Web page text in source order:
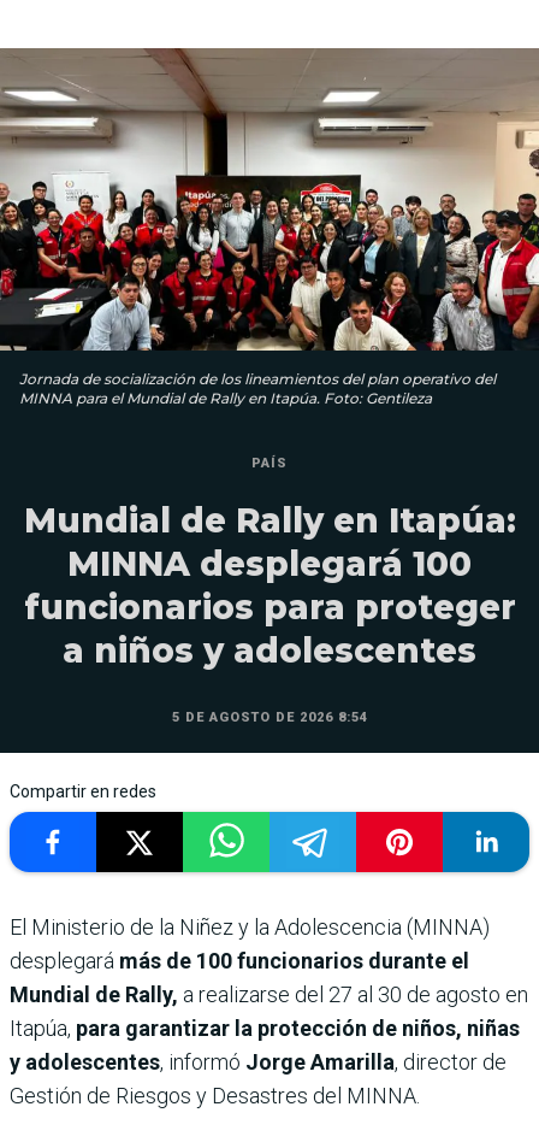
Jornada de socialización de los lineamientos del plan operativo del
MINNA para el Mundial de Rally en Itapúa. Foto: Gentileza
PAÍS
Mundial de Rally en Itapúa:
MINNA desplegará 100
funcionarios para proteger
a niños y adolescentes
5 DE AGOSTO DE 2026 8:54
Compartir en redes
El Ministerio de la Niñez y la Adolescencia (MINNA)
desplegará más de 100 funcionarios durante el
Mundial de Rally, a realizarse del 27 al 30 de agosto en
Itapúa, para garantizar la protección de niños, niñas
y adolescentes, informó Jorge Amarilla, director de
Gestión de Riesgos y Desastres del MINNA.